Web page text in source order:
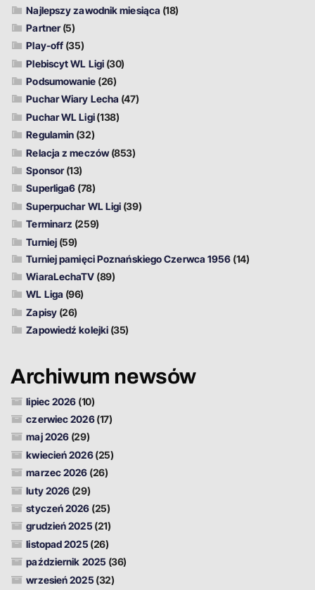
Najlepszy zawodnik miesiąca (18)
Partner(5)
Play-off (35)
Plebiscyt WL Ligi (30)
Podsumowanie (26)
Puchar Wiary Lecha (47)
Puchar WL Ligi(138)
Regulamin (32)
Relacja z meczów(853)
Sponsor(13)
Superliga6 (78)
Superpuchar WL Ligi (39)
Terminarz (259)
Turniej (59)
Turniej pamięci Poznańskiego Czerwca 1956 (14)
WiaraLechaTV (89)
WL Liga (96)
Zapisy(26)
Zapowiedź kolejki (35)
Archiwum newsów
lipiec 2026 (10)
czerwiec 2026(17)
maj 2026 (29)
kwiecień 2026(25)
marzec 2026 (26)
luty 2026 (29)
styczeń 2026 (25)
grudzień 2025 (21)
listopad 2025 (26)
październik 2025 (36)
wrzesień 2025 (32)